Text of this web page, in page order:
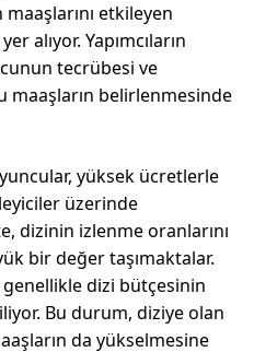
etkileyen
alıyor. Yapımcıların
tecrübesi ve
maaşların belirlenmesinde
yüksek ücretlerle
üzerinde
dizinin izlenme oranlarını
bir değer taşımaktalar.
dizi bütçesinin
Bu durum, diziye olan
da yükselmesine